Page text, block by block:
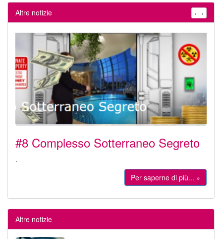
Altre notizie ‹ ›
#8 Complesso Sotterraneo Segreto
.
Per saperne di più... »
Altre notizie